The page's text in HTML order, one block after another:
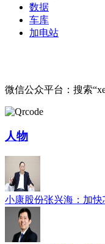
数据
车库
加电站
微信公众平台：搜索
人物
小康股份张兴海：加